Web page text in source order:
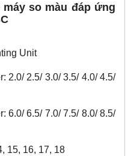
máy so màu đáp ứng
Unit
2.0/ 2.5/ 3.0/ 3.5/ 4.0/ 4.5/
6.0/ 6.5/ 7.0/ 7.5/ 8.0/ 8.5/
15, 16, 17, 18